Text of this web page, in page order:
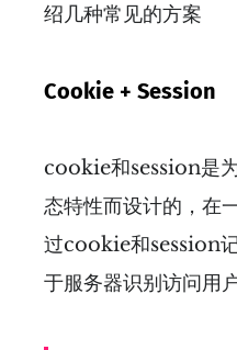
绍几种常见的方案
Cookie + Session
cookie和session是
态特性而设计的，在
过cookie和session
于服务器识别访问用户